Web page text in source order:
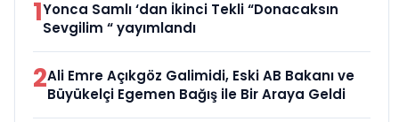
1Yonca Samlı ‘dan İkinci Tekli “Donacaksın
Sevgilim “ yayımlandı
2Ali Emre Açıkgöz Galimidi, Eski AB Bakanı ve
Büyükelçi Egemen Bağış ile Bir Araya Geldi